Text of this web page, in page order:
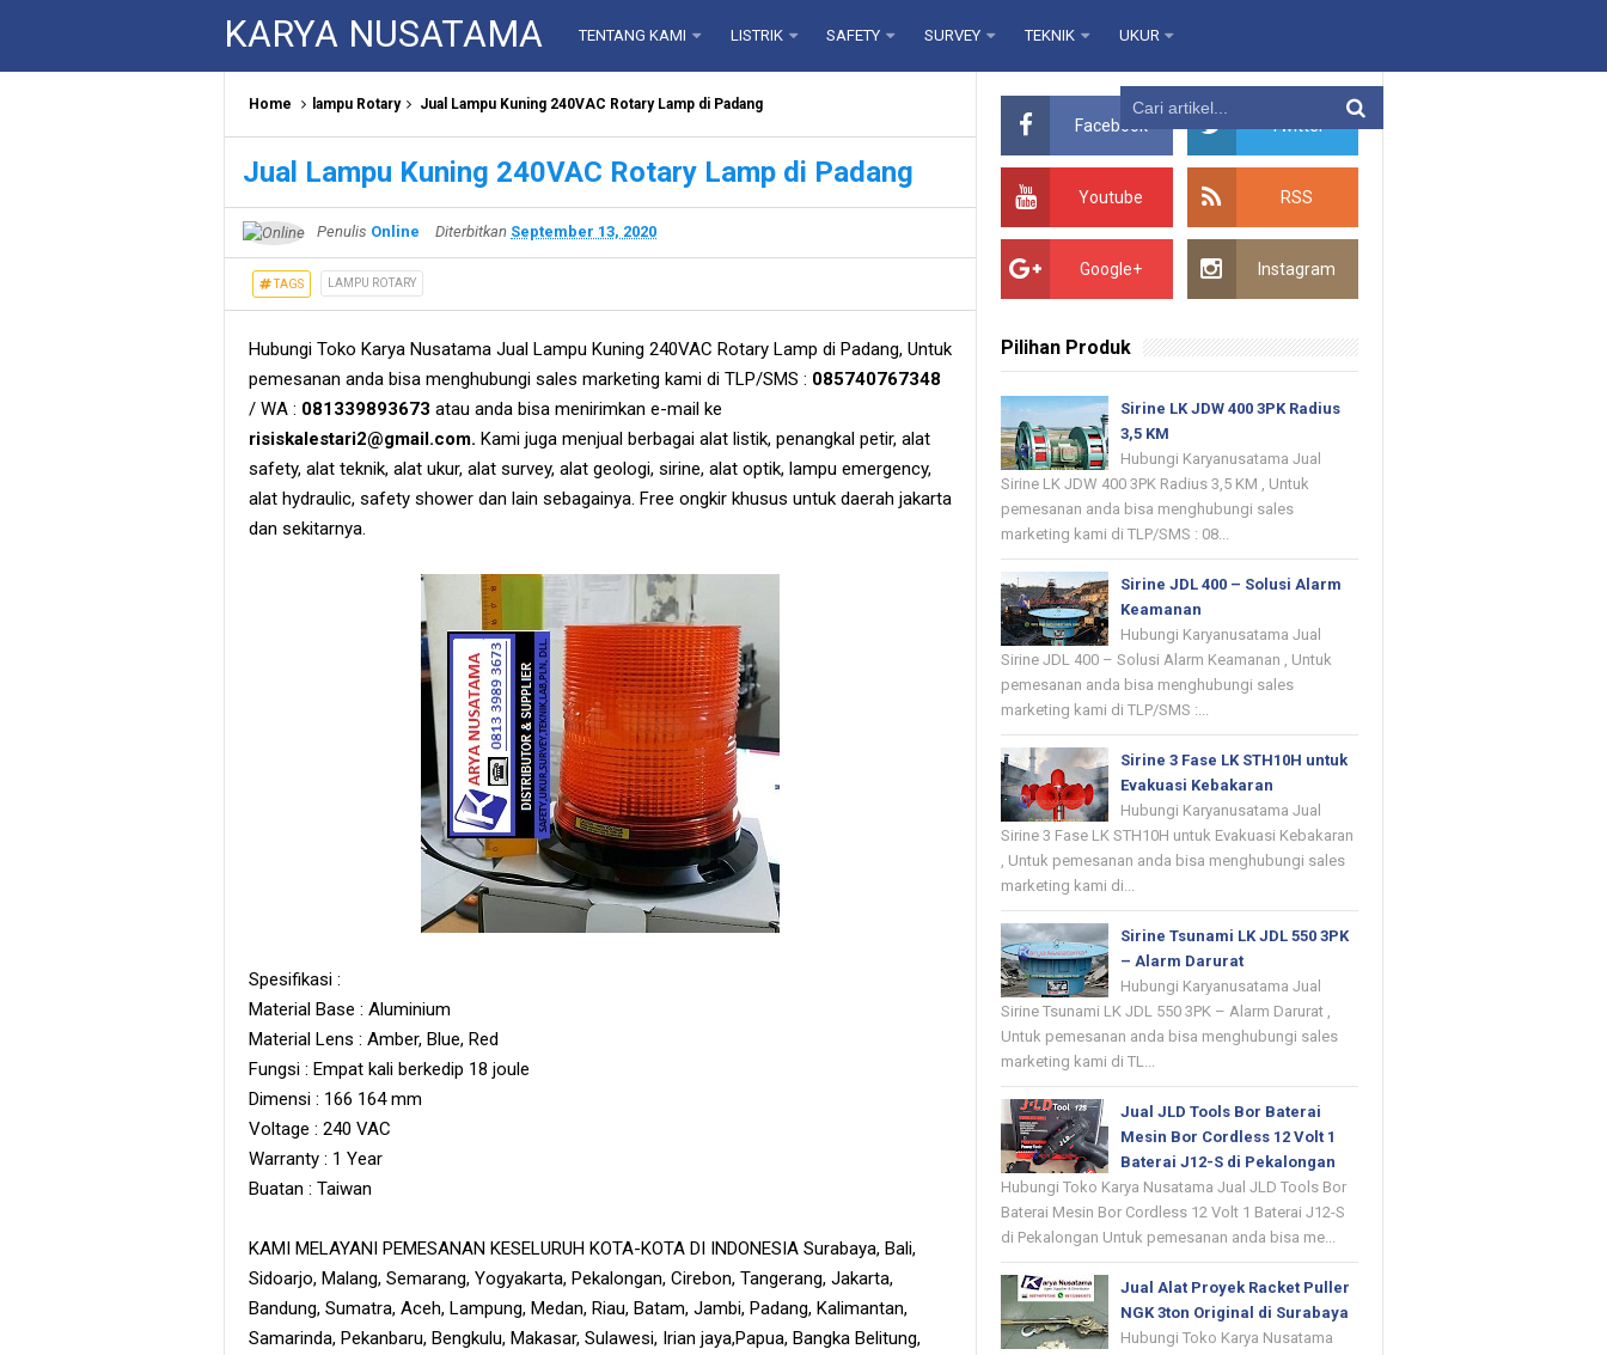
KARYA NUSATAMA TENTANG KAMI LISTRIK SAFETY SURVEY TEKNIK UKUR
Home lampu Rotary Jual Lampu Kuning 240VAC Rotary Lamp di Padang
Jual Lampu Kuning 240VAC Rotary Lamp di Padang
Penulis Online Diterbitkan September 13, 2020
TAGS LAMPU ROTARY
Hubungi Toko Karya Nusatama Jual Lampu Kuning 240VAC Rotary Lamp di Padang, Untuk
pemesanan anda bisa menghubungi sales marketing kami di TLP/SMS : 085740767348
/ WA : 081339893673 atau anda bisa menirimkan e-mail ke
risiskalestari2@gmail.com. Kami juga menjual berbagai alat listik, penangkal petir, alat
safety, alat teknik, alat ukur, alat survey, alat geologi, sirine, alat optik, lampu emergency,
alat hydraulic, safety shower dan lain sebagainya. Free ongkir khusus untuk daerah jakarta
dan sekitarnya.
Spesifikasi :
Material Base : Aluminium
Material Lens : Amber, Blue, Red
Fungsi : Empat kali berkedip 18 joule
Dimensi : 166 164 mm
Voltage : 240 VAC
Warranty : 1 Year
Buatan : Taiwan
KAMI MELAYANI PEMESANAN KESELURUH KOTA-KOTA DI INDONESIA Surabaya, Bali,
Sidoarjo, Malang, Semarang, Yogyakarta, Pekalongan, Cirebon, Tangerang, Jakarta,
Bandung, Sumatra, Aceh, Lampung, Medan, Riau, Batam, Jambi, Padang, Kalimantan,
Samarinda, Pekanbaru, Bengkulu, Makasar, Sulawesi, Irian jaya,Papua, Bangka Belitung,
Facebook Twitter
Youtube RSS
Google+ Instagram
Pilihan Produk
Sirine LK JDW 400 3PK Radius
3,5 KM
Hubungi Karyanusatama Jual
Sirine LK JDW 400 3PK Radius 3,5 KM , Untuk
pemesanan anda bisa menghubungi sales
marketing kami di TLP/SMS : 08...
Sirine JDL 400 – Solusi Alarm
Keamanan
Hubungi Karyanusatama Jual
Sirine JDL 400 – Solusi Alarm Keamanan , Untuk
pemesanan anda bisa menghubungi sales
marketing kami di TLP/SMS :...
Sirine 3 Fase LK STH10H untuk
Evakuasi Kebakaran
Hubungi Karyanusatama Jual
Sirine 3 Fase LK STH10H untuk Evakuasi Kebakaran
, Untuk pemesanan anda bisa menghubungi sales
marketing kami di...
Sirine Tsunami LK JDL 550 3PK
– Alarm Darurat
Hubungi Karyanusatama Jual
Sirine Tsunami LK JDL 550 3PK – Alarm Darurat ,
Untuk pemesanan anda bisa menghubungi sales
marketing kami di TL...
Jual JLD Tools Bor Baterai
Mesin Bor Cordless 12 Volt 1
Baterai J12-S di Pekalongan
Hubungi Toko Karya Nusatama Jual JLD Tools Bor
Baterai Mesin Bor Cordless 12 Volt 1 Baterai J12-S
di Pekalongan Untuk pemesanan anda bisa me...
Jual Alat Proyek Racket Puller
NGK 3ton Original di Surabaya
Hubungi Toko Karya Nusatama